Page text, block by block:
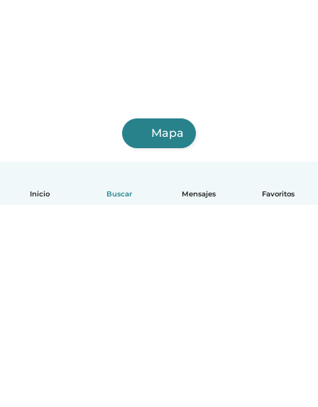
Inicio Buscar Mensajes Favoritos
Mapa